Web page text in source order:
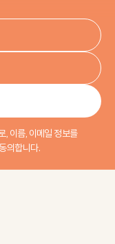
, 이름, 이메일 정보를
의합니다.